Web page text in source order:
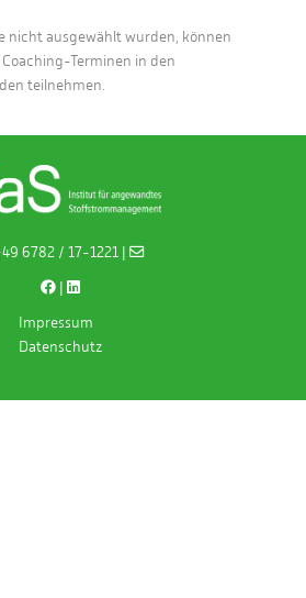
nicht ausgewählt wurden, können
Terminen in den
teilnehmen.
6782 / 17-1221 |
|
Impressum
Datenschutz